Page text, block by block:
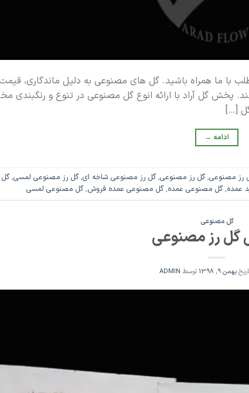
با ما همراه باشید. گل های مصنوعی به دلیل ماندگاری،
پخش گل آراد با ارائه انوع گل مصنوعی در تنوع و رنگبندی
[…]
ادامه →
رز مصنوعی,گل رز مصنوعی,گل رز مصنوعی شاخه ای,گل رز مصنوعی لمسی,گل
عمده,گل مصنوعی عمده,گل مصنوعی عمده فروش,گل مصنوعی لمسی
گل مصنوعی
گل رز مصنوعی
بهمن 9, 1398 توسط ADMIN